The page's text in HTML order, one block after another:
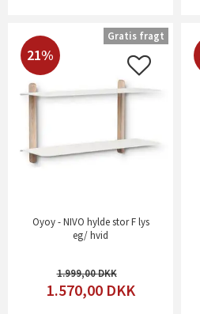
21%
Oyoy - NIVO hylde stor F lys
eg/ hvid
1.999,00
1.570,00 DKK
Gratis fragt